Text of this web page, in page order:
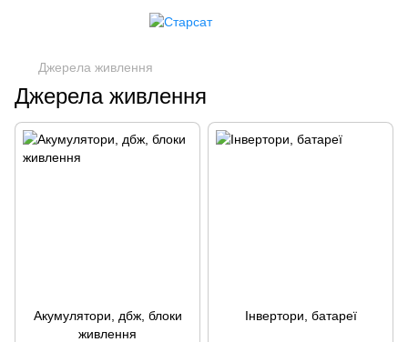
Джерела живлення
Джерела живлення
Акумулятори, дбж, блоки
живлення
Інвертори, батареї